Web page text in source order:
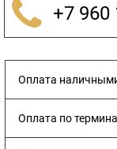
+7 960
Оплата
Оплата по